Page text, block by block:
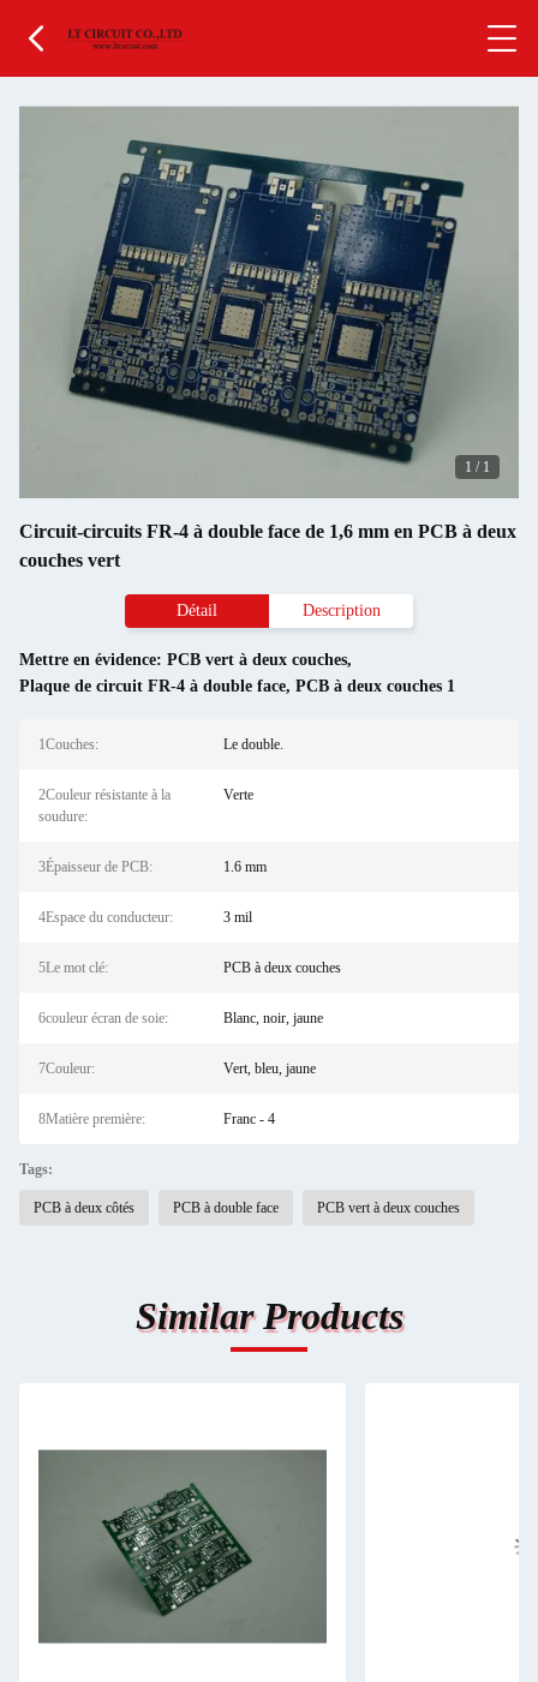
1 / 1
Circuit-circuits FR-4 à double face de 1,6 mm en PCB à deux
couches vert
Détail Description
Mettre en évidence: PCB vert à deux couches,
Plaque de circuit FR-4 à double face, PCB à deux couches 1
1Couches: Le double.
2Couleur résistante à la
soudure:
Verte
3Épaisseur de PCB: 1.6 mm
4Espace du conducteur: 3 mil
5Le mot clé: PCB à deux couches
6couleur écran de soie: Blanc, noir, jaune
7Couleur: Vert, bleu, jaune
8Matière première: Franc - 4
Tags:
PCB à deux côtés PCB à double face PCB vert à deux couches
Similar Products